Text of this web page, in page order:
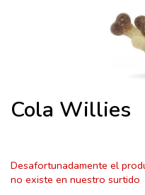
Cola Willies
Desafortunadamente el
no existe en nuestro surtido